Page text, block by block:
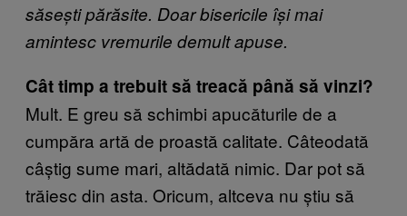
săsești părăsite. Doar bisericile își mai
amintesc vremurile demult apuse.
Cât timp a trebuit să treacă până să vinzi?
Mult. E greu să schimbi apucăturile de a
cumpăra artă de proastă calitate. Câteodată
câștig sume mari, altădată nimic. Dar pot să
trăiesc din asta. Oricum, altceva nu știu să